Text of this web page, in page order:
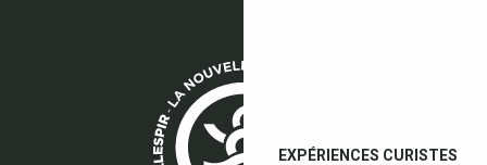
EXPÉRIENCES CURISTES